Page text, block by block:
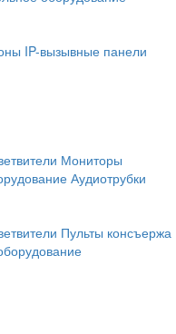
IP-вызывные панели
Мониторы
Аудиотрубки
Пульты консъержа